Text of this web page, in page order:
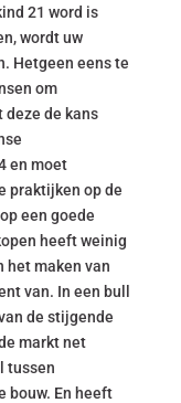
21 word is
wordt uw
Hetgeen eens te
om
deze de kans
en moet
praktijken op de
een goede
heeft weinig
het maken van
van. In een bull
de stijgende
markt net
tussen
bouw. En heeft